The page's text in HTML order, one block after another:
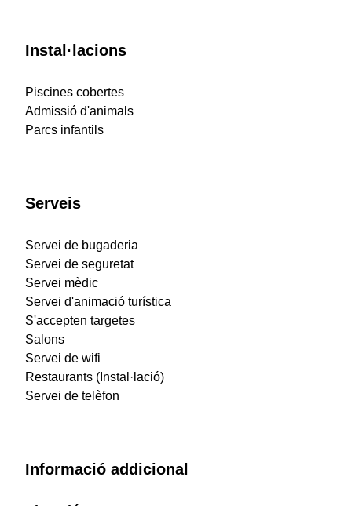
Instal·lacions
Piscines cobertes
Admissió d'animals
Parcs infantils
Serveis
Servei de bugaderia
Servei de seguretat
Servei mèdic
Servei d'animació turística
S'accepten targetes
Salons
Servei de wifi
Restaurants (Instal·lació)
Servei de telèfon
Informació addicional